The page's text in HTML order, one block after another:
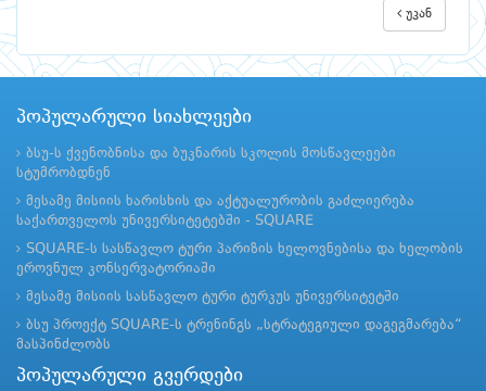
უკან
პოპულარული სიახლეები
ბსუ-ს ქვენობნისა და ბუკნარის სკოლის მოსწავლეები
სტუმრობდნენ
მესამე მისიის ხარისხის და აქტუალურობის გაძლიერება
საქართველოს უნივერსიტეტებში - SQUARE
SQUARE-ს სასწავლო ტური პარიზის ხელოვნებისა და ხელობის
ეროვნულ კონსერვატორიაში
მესამე მისიის სასწავლო ტური ტურკუს უნივერსიტეტში
ბსუ პროექტ SQUARE-ს ტრენინგს „სტრატეგიული დაგეგმარება“
მასპინძლობს
პოპულარული გვერდები